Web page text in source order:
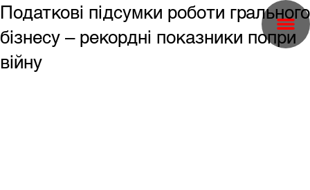
Податкові підсумки роботи грального
бізнесу – рекордні показники попри
війну